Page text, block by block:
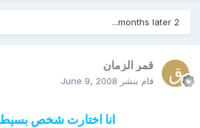
2 months later...
قمر الزمان
قام بنشر June 9, 2008
انا اختارت شخص بسيط